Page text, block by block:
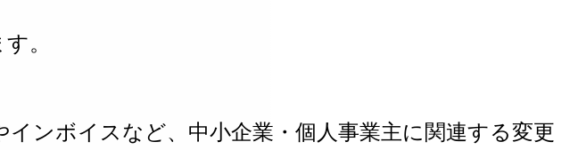
。
ンボイスなど、中小企業・個人事業主に関連する変更